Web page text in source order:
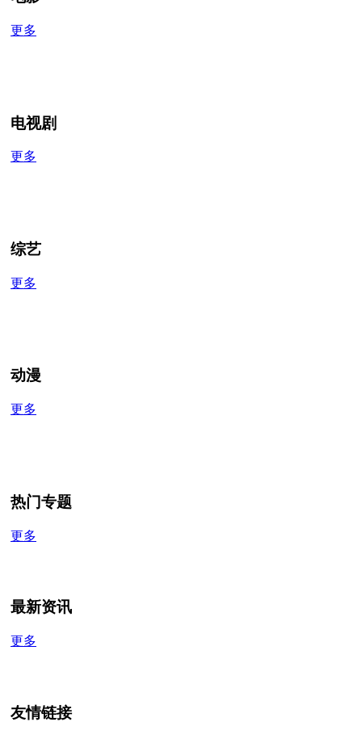
更多
电视剧
更多
综艺
更多
动漫
更多
热门专题
更多
最新资讯
更多
友情链接